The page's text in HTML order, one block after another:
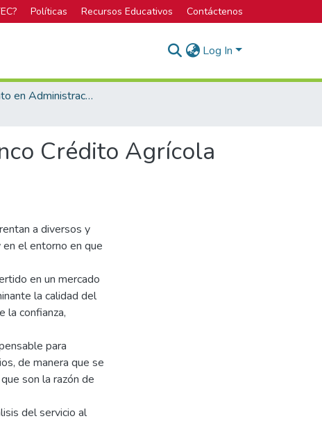
Políticas Recursos Educativos Contáctenos
Log In
Bachillerato en Administración de Empresas
Crédito Agrícola
a diversos y
el entorno en que
en un mercado
la calidad del
la confianza,
para
de manera que se
son la razón de
del servicio al